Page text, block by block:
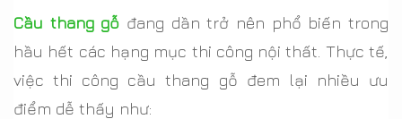
Cầu thang gỗ đang dần trở nên phổ biến trong
hầu hết các hạng mục thi công nội thất. Thực tế,
việc thi công cầu thang gỗ đem lại nhiều ưu
điểm dễ thấy như: